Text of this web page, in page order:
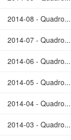
2014-08 - Quadro...
2014-07 - Quadro...
2014-06 - Quadro...
2014-05 - Quadro...
2014-04 - Quadro...
2014-03 - Quadro...